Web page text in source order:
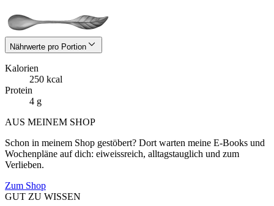
Nährwerte pro Portion
Kalorien
250 kcal
Protein
4 g
AUS MEINEM SHOP
Schon in meinem Shop gestöbert? Dort warten meine E-Books und
Wochenpläne auf dich: eiweissreich, alltagstauglich und zum
Verlieben.
Zum Shop
GUT ZU WISSEN